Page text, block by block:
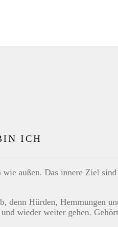
ICH
außen. Das innere Ziel
Hürden, Hemmungen
wieder weiter gehen.